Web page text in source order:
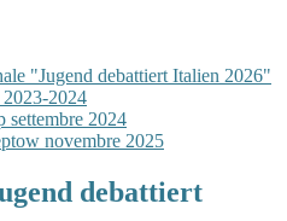
"Jugend debattiert Italien 2026"
2024
settembre 2024
novembre 2025
debattiert